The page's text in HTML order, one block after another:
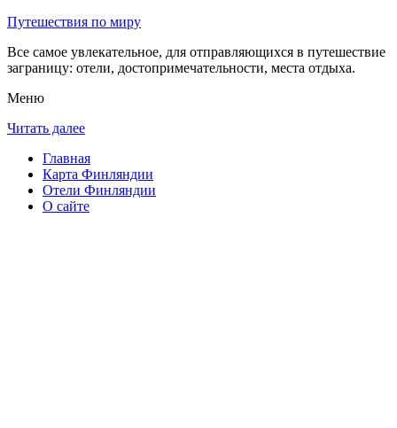
Путешествия по миру
Все самое увлекательное, для отправляющихся в путешествие
заграницу: отели, достопримечательности, места отдыха.
Меню
Читать далее
Главная
Карта Финляндии
Отели Финляндии
О сайте